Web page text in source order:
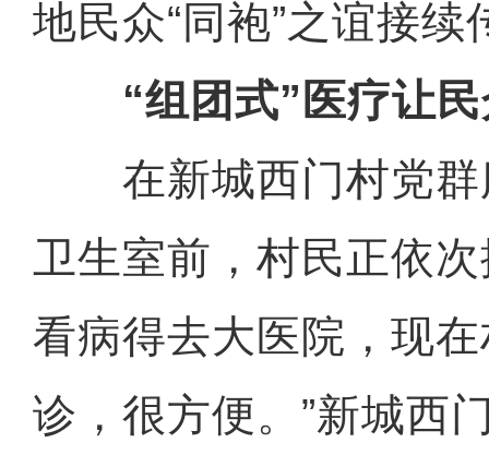
地民众“同袍”之谊接续
“组团式”医疗让
在新城西门村党群
卫生室前，村民正依
看病得去大医院，现
诊，很方便。”新城西